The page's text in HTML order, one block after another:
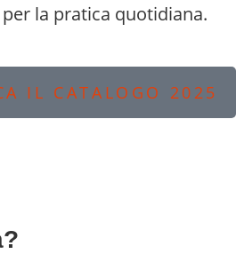
la pratica quotidiana.
IL CATALOGO 2025